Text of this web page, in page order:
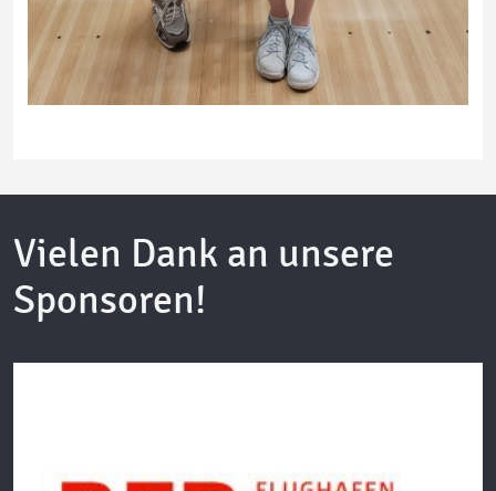
Vielen Dank an unsere
Sponsoren!